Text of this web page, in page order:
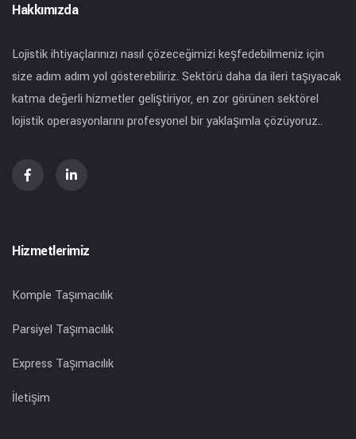
Hakkımızda
Lojistik ihtiyaçlarınızı nasıl çözeceğimizi keşfedebilmeniz için
size adım adım yol gösterebiliriz. Sektörü daha da ileri taşıyacak
katma değerli hizmetler geliştiriyor, en zor görünen sektörel
lojistik operasyonlarını profesyonel bir yaklaşımla çözüyoruz..
Hizmetlerimiz
Komple Taşımacılık
Parsiyel Taşımacılık
Express Taşımacılık
İletişim